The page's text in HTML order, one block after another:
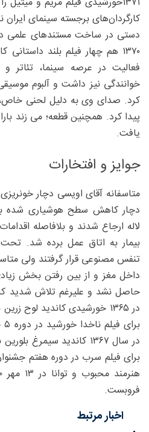
۱۳۷۰ هم چهار فیلم بلند
فعالیت در عرصه سینما، تئاتر و
خوانندگی نیز داشت و آلبوم
کرد. صدای وی به دلیل لحنی خاص،
پیدا کرد. همچنین قطعه؛ می زند
یافت.
جوایز و افتخارات
متاسفانه آقای اویسی دچار
دچار کاهش سطح هوشیاری شده
لاله ارجاع شدند و بلافاصله
بیمار به اتاق عمل برده شد.
تنفس مصنوعی قرار گرفتند ولی
داخل مغز و از بین رفتن بخش
حاصل نشد و علیرغم تلاش شدید
در ۱۳۶۵ خورشیدی کاندید لوح
در سال ۱۳۶۷ کاندید
برای فیلم سرب در دوره هفتم
فروبست.
اخبار مرتبط